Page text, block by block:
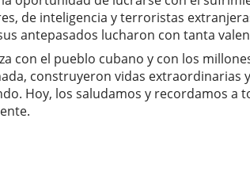
de inteligencia y terroristas
antepasados ​​lucharon con tanta
con el pueblo cubano y con los
construyeron vidas
Hoy, los saludamos y recordamos